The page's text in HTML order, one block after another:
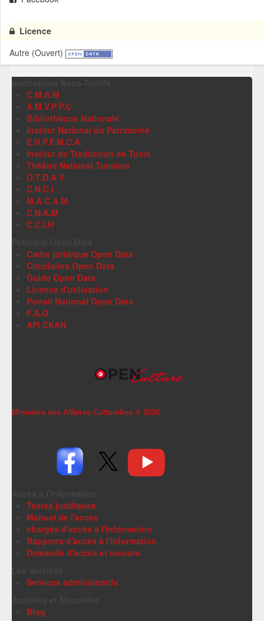
Licence
Autre (Ouvert)
C.M.A.M
A.M.V.P.P.C
Bibliothèque Nationale
Institut National du Patrimoine
E.N.P.F.M.C.A
Institut de Traduction de Tunis
Théâtre National Tunisien
O.T.D.A.V
C.N.C.I
M.A.C.A.M
C.N.A.M
C.C.I.H
Cadre juridique Open Data
Circulaires Open Data
Guide Open Data
Licence d'utilisation
Portail National Open Data
F.A.Q
API CKAN
Ministère des Affaires Culturelles © 2026
Textes juridiques
Manuel de l'accès
chargés d'accès à l'information
Rapports d'accès à l'information
Demande d'accès et recours
Services administratifs
Blog